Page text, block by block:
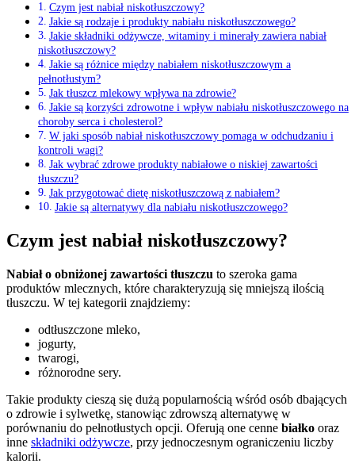
Czym jest nabiał niskotłuszczowy?
Jakie są rodzaje i produkty nabiału niskotłuszczowego?
Jakie składniki odżywcze, witaminy i minerały zawiera nabiał
niskotłuszczowy?
Jakie są różnice między nabiałem niskotłuszczowym a
pełnotłustym?
Jak tłuszcz mlekowy wpływa na zdrowie?
Jakie są korzyści zdrowotne i wpływ nabiału niskotłuszczowego na
choroby serca i cholesterol?
W jaki sposób nabiał niskotłuszczowy pomaga w odchudzaniu i
kontroli wagi?
Jak wybrać zdrowe produkty nabiałowe o niskiej zawartości
tłuszczu?
Jak przygotować dietę niskotłuszczową z nabiałem?
Jakie są alternatywy dla nabiału niskotłuszczowego?
Czym jest nabiał niskotłuszczowy?
Nabiał o obniżonej zawartości tłuszczu to szeroka gama
produktów mlecznych, które charakteryzują się mniejszą ilością
tłuszczu. W tej kategorii znajdziemy:
odtłuszczone mleko,
jogurty,
twarogi,
różnorodne sery.
Takie produkty cieszą się dużą popularnością wśród osób dbających
o zdrowie i sylwetkę, stanowiąc zdrowszą alternatywę w
porównaniu do pełnotłustych opcji. Oferują one cenne białko oraz
inne składniki odżywcze, przy jednoczesnym ograniczeniu liczby
kalorii.